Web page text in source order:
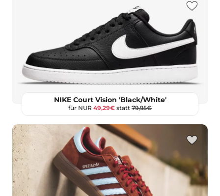
NIKE Court Vision 'Black/White'
für NUR 49,29€ statt 79,95€